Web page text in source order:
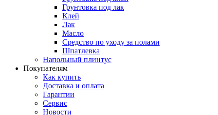
Грунтовка под лак
Клей
Лак
Масло
Средство по уходу за полами
Шпатлевка
Напольный плинтус
Покупателям
Как купить
Доставка и оплата
Гарантии
Сервис
Новости